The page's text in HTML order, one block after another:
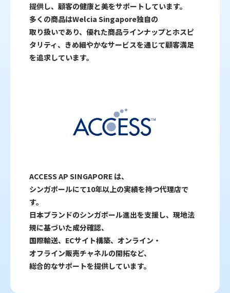
提供し、顧客の健康と美をサポートしています。
多くの商品はWelcia Singapore独自の
取り扱いであり、優れた商品ラインナップとホスピ
タリティ、きめ細やかなサービスを通じて顧客満足
を追求しています。
ACCESS AP SINGAPORE は、
シンガポールにて10年以上の実績を持つ代理店で
す。
日本ブランドのシンガポール進出を支援し、現地法
規に基づいた成分確認、
国際輸送、ECサイト構築、オンライン・
オフライン販売チャネルの開拓など、
総合的なサポートを提供しています。